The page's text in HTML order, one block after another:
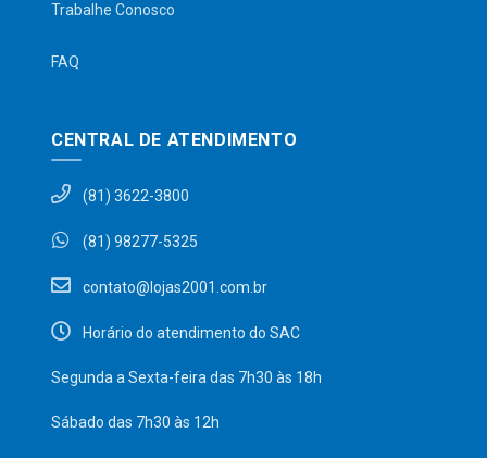
Trabalhe Conosco
FAQ
CENTRAL DE ATENDIMENTO
(81) 3622-3800
(81) 98277-5325
contato@lojas2001.com.br
Horário do atendimento do SAC
Segunda a Sexta-feira das 7h30 às 18h
Sábado das 7h30 às 12h